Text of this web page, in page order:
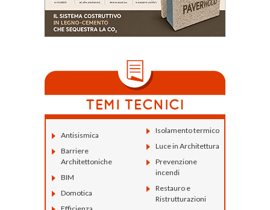
Antisismica
Barriere
Architettoniche
BIM
Domotica
Isolamento termico
Luce in Architettura
Prevenzione
incendi
Restauro e
Ristrutturazioni